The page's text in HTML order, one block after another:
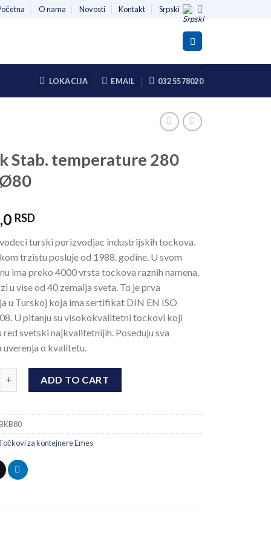
O nama Novosti Kontakt Srpski
LOKACIJA EMAIL 032 5578020
Stab. temperature 280
RSD
vodeci turski porizvodjac industrijskih tockova.
trzistu posluje od 1988. godine. U svom
ima preko 4000 vrsta tockova raznih namena,
u vise od 40 zemalja sveta. To je prva
u Turskoj koja ima sertifikat DIN EN ISO
U pitanju su visokokvalitetni tockovi koji
red svetski najkvalitetnijih. Poseduju sva
uverenja o kvalitetu.
ADD TO CART
za kontejnere Emes